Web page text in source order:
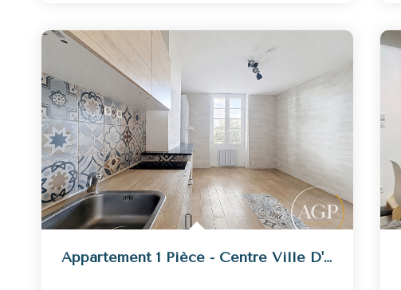
Appartement 1 Pièce - Centre Ville D'Orléans